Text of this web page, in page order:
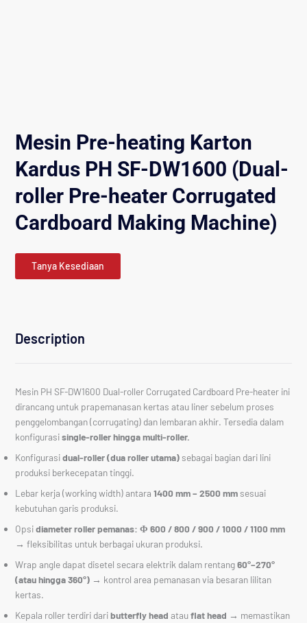
Mesin Pre-heating Karton
Kardus PH SF-DW1600 (Dual-
roller Pre-heater Corrugated
Cardboard Making Machine)
Tanya Kesediaan
Description
Mesin PH SF-DW1600 Dual-roller Corrugated Cardboard Pre-heater ini
dirancang untuk pra­pemanasan kertas atau liner sebelum proses
penggelombangan (corrugating) dan lembaran akhir. Tersedia dalam
konfigurasisingle-roller hingga multi-roller.
Konfigurasidual-roller (dua roller utama) sebagai bagian dari lini
produksi berkecepatan tinggi.
Lebar kerja (working width) antara1400 mm – 2500 mm sesuai
kebutuhan garis produksi.
Opsidiameter roller pemanas: Φ 600 / 800 / 900 / 1000 / 1100 mm
→ fleksibilitas untuk berbagai ukuran produksi.
Wrap angle dapat disetel secara elektrik dalam rentang60°–270°
(atau hingga 360°) → kontrol area pemanasan via besaran lilitan
kertas.
Kepala roller terdiri daributterfly head atauflat head → memastikan